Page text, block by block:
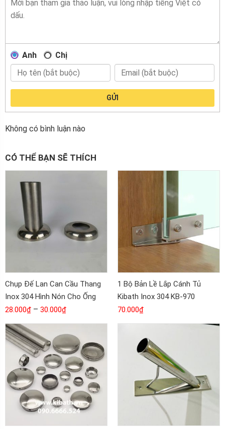
Anh Chị
GỬI
Không có bình luận nào
CÓ THỂ BẠN SẼ THÍCH
Chụp Đế Lan Can Cầu Thang
Inox 304 Hình Nón Cho Ống
38-42-51 KB-968
28.000₫ – 30.000₫
1 Bộ Bản Lề Lắp Cánh Tủ
Kibath Inox 304 KB-970
70.000₫